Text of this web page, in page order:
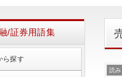
読み
/証券用語集
ら探す